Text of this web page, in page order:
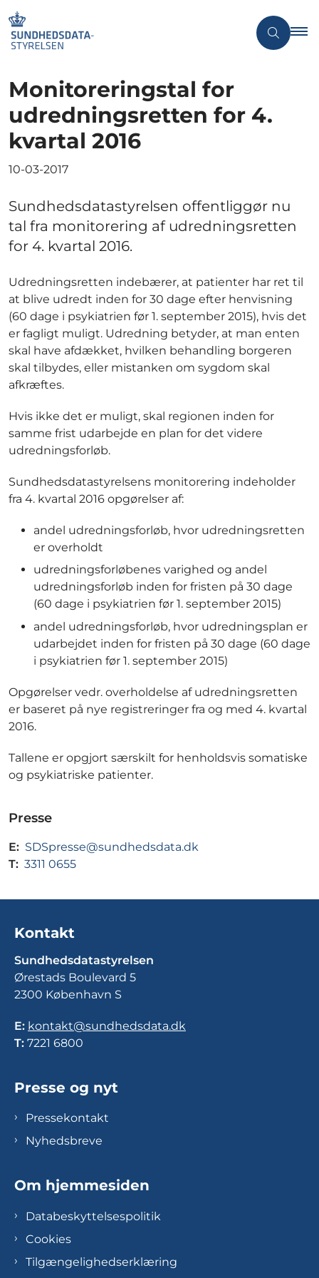
Monitoreringstal for
udredningsretten for 4.
kvartal 2016
10-03-2017
Sundhedsdatastyrelsen offentliggør nu
tal fra monitorering af udredningsretten
for 4. kvartal 2016.
Udredningsretten indebærer, at patienter har ret til
at blive udredt inden for 30 dage efter henvisning
(60 dage i psykiatrien før 1. september 2015), hvis det
er fagligt muligt. Udredning betyder, at man enten
skal have afdækket, hvilken behandling borgeren
skal tilbydes, eller mistanken om sygdom skal
afkræftes.
Hvis ikke det er muligt, skal regionen inden for
samme frist udarbejde en plan for det videre
udredningsforløb.
Sundhedsdatastyrelsens monitorering indeholder
fra 4. kvartal 2016 opgørelser af:
andel udredningsforløb, hvor udredningsretten
er overholdt
udredningsforløbenes varighed og andel
udredningsforløb inden for fristen på 30 dage
(60 dage i psykiatrien før 1. september 2015)
andel udredningsforløb, hvor udredningsplan er
udarbejdet inden for fristen på 30 dage (60 dage
i psykiatrien før 1. september 2015)
Opgørelser vedr. overholdelse af udredningsretten
er baseret på nye registreringer fra og med 4. kvartal
2016.
Tallene er opgjort særskilt for henholdsvis somatiske
og psykiatriske patienter.
Presse
E: SDSpresse@sundhedsdata.dk
T: 3311 0655
Kontakt
Sundhedsdatastyrelsen
Ørestads Boulevard 5
2300 København S
E: kontakt@sundhedsdata.dk
T: 7221 6800
Presse og nyt
Pressekontakt
Nyhedsbreve
Om hjemmesiden
Databeskyttelsespolitik
Cookies
Tilgængelighedserklæring